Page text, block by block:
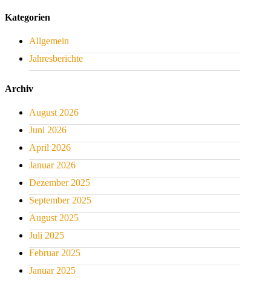
Kategorien
Allgemein
Jahresberichte
Archiv
August 2026
Juni 2026
April 2026
Januar 2026
Dezember 2025
September 2025
August 2025
Juli 2025
Februar 2025
Januar 2025